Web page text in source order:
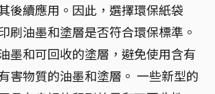
後續應用。因此，選擇環保紙袋
刷油墨和塗層是否符合環保標準。
墨和可回收的塗層，避免使用含有
害物質的油墨和塗層。 一些新型的